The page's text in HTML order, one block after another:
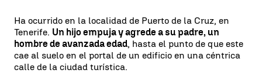
Ha ocurrido en la localidad de Puerto de la Cruz, en
Tenerife. Un hijo empuja y agrede a su padre, un
hombre de avanzada edad, hasta el punto de que este
cae al suelo en el portal de un edificio en una céntrica
calle de la ciudad turística.